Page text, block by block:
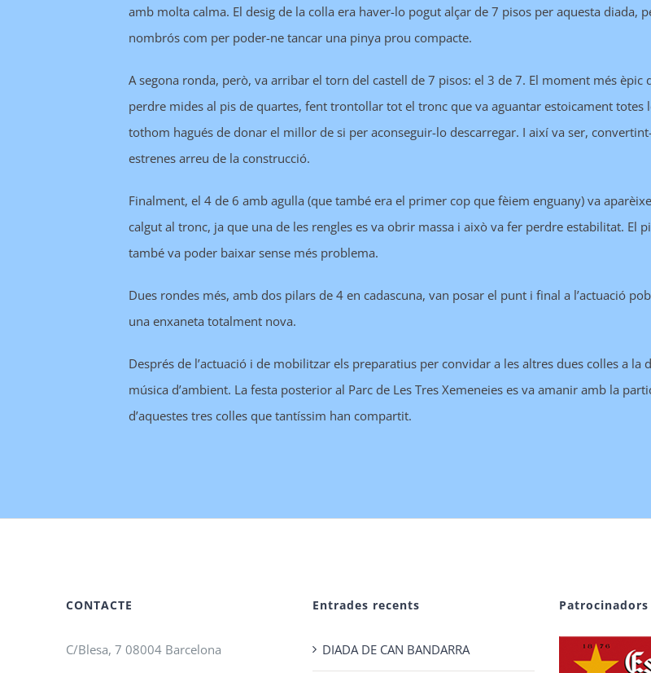
amb molta calma. El desig de la colla era haver-lo pogut alçar de 7 pisos per aquesta diada,
nombrós com per poder-ne tancar una pinya prou compacte.
A segona ronda, però, va arribar el torn del castell de 7 pisos: el 3 de 7. El moment més èpic
perdre mides al pis de quartes, fent trontollar tot el tronc que va aguantar estoicament totes
tothom hagués de donar el millor de si per aconseguir-lo descarregar. I així va ser,
estrenes arreu de la construcció.
Finalment, el 4 de 6 amb agulla (que també era el primer cop que fèiem enguany) va
calgut al tronc, ja que una de les rengles es va obrir massa i això va fer perdre estabilitat. El
també va poder baixar sense més problema.
Dues rondes més, amb dos pilars de 4 en cadascuna, van posar el punt i final a l’actuació
una enxaneta totalment nova.
Després de l’actuació i de mobilitzar els preparatius per convidar a les altres dues colles a
música d’ambient. La festa posterior al Parc de Les Tres Xemeneies es va amanir amb la
d’aquestes tres colles que tantíssim han compartit.
CONTACTE
C/Blesa, 7 08004 Barcelona
Entrades recents
DIADA DE CAN BANDARRA
Patrocinadors